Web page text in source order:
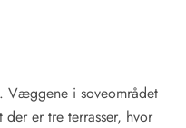
Væggene i soveområdet
er tre terrasser, hvor